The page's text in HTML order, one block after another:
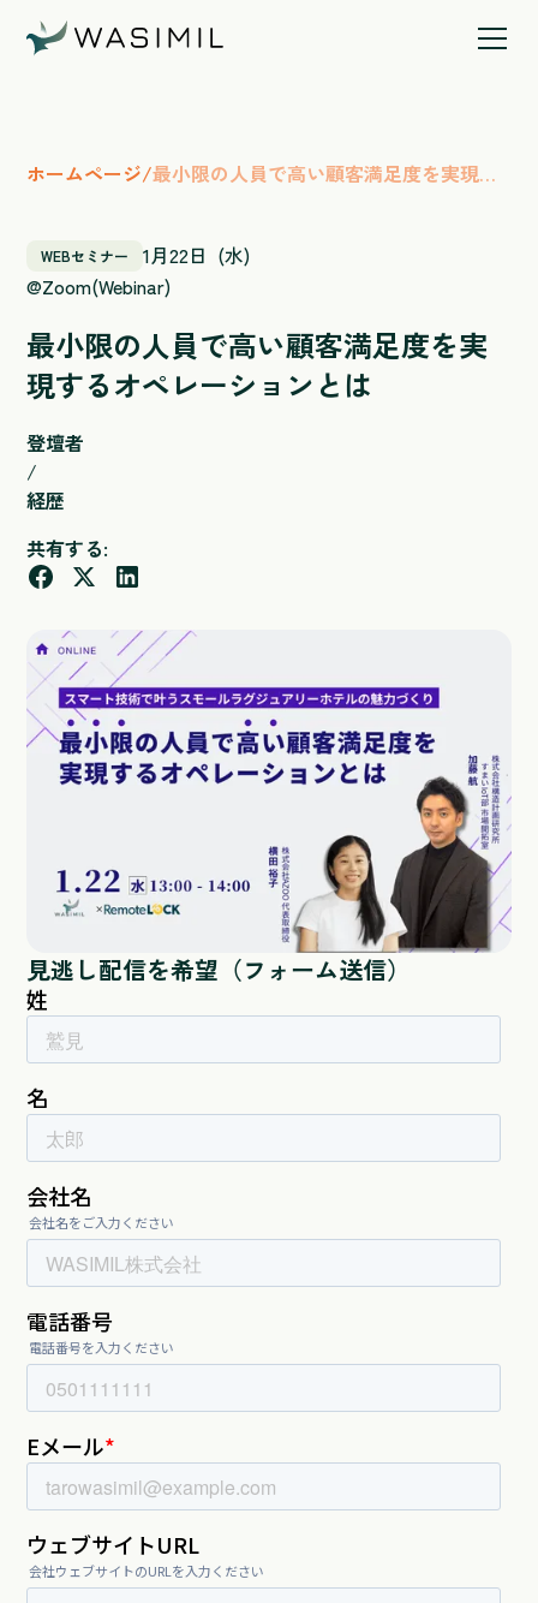
ホームページ/最小限の人員で高い顧客満足度を実現す
るオペレーションとは
WEBセミナー 1月22日 (水)
@Zoom(Webinar)
最小限の人員で高い顧客満足度を実
現するオペレーションとは
登壇者
/
経歴
共有する:
見逃し配信を希望（フォーム送信）